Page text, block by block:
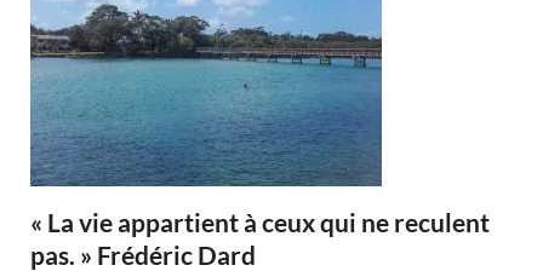
« La vie appartient à ceux qui ne reculent
pas. » Frédéric Dard